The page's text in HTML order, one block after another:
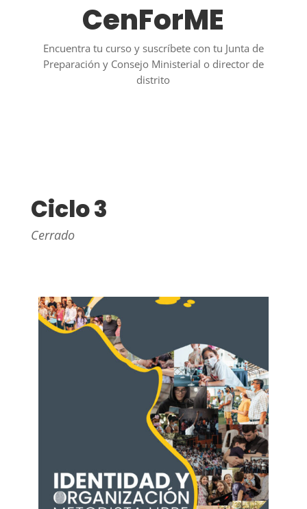
CenForME
Encuentra tu curso y suscríbete con tu Junta de
Preparación y Consejo Ministerial o director de
distrito
Ciclo 3
Cerrado